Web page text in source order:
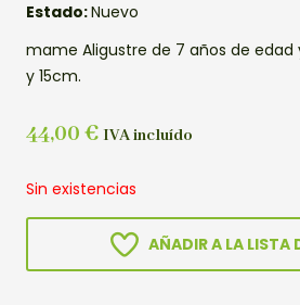
Estado:Nuevo
mame Aligustre de 7 años de edad
y 15cm.
44,00 € IVA incluído
Sin existencias
AÑADIR A LA LISTA